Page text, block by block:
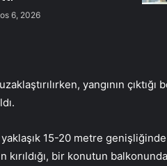
6, 2026
yangının
yaklaşık 15-20 metre
kırıldığı, bir konutun